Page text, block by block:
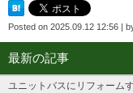
Posted on 2025.09.12 12:56
最新の記事
ユニットバスにリフォーム